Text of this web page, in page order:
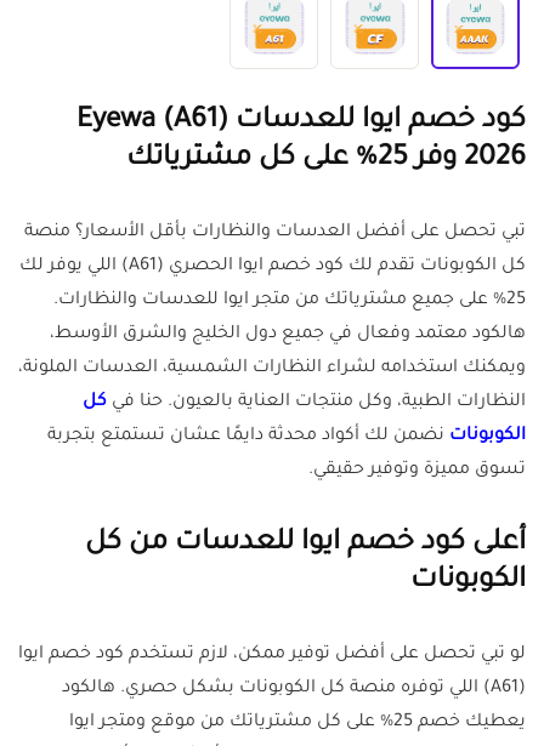
كود خصم ايوا للعدسات (A61) Eyewa
2026 وفر 25% على كل مشترياتك
تبي تحصل على أفضل العدسات والنظارات بأقل الأسعار؟ منصة
كل الكوبونات تقدم لك كود خصم ايوا الحصري (A61) اللي يوفر لك
25% على جميع مشترياتك من متجر ايوا للعدسات والنظارات.
هالكود معتمد وفعال في جميع دول الخليج والشرق الأوسط،
ويمكنك استخدامه لشراء النظارات الشمسية، العدسات الملونة،
النظارات الطبية، وكل منتجات العناية بالعيون. حنا في كل
الكوبونات نضمن لك أكواد محدثة دايمًا عشان تستمتع بتجربة
تسوق مميزة وتوفير حقيقي.
أعلى كود خصم ايوا للعدسات من كل
الكوبونات
لو تبي تحصل على أفضل توفير ممكن، لازم تستخدم كود خصم ايوا
(A61) اللي توفره منصة كل الكوبونات بشكل حصري. هالكود
يعطيك خصم 25% على كل مشترياتك من موقع ومتجر ايوا